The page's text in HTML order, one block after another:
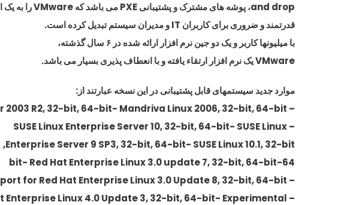
and drop، پوشه های مشترک و پشتیبانی PXE می باشد که VMware را به یک ابزار
قدرتمند و ضروری برای کاربران IT و مدیران سیستم تبدیل کرده است.
با میلیونها کاربر و یک دو جین نرم افزار ارائه شده در ۶ سال گذشته،
VMware یک نرم افزار ارتقاء یافته و با انعطاف پذیری بسیار می باشد.
موارد جدید سیستمهای قابل پشتیبانی در این نسخه عبارتند از:
– Windows Server 2003 R2, 32-bit, 64-bit- Mandriva Linux 2006, 32-bit, 64-bit
– SUSE Linux Enterprise Server 10, 32-bit, 64-bit- SUSE Linux
Enterprise Server 9 SP3, 32-bit, 64-bit- SUSE Linux 10.1, 32-bit,
64-bit- Red Hat Enterprise Linux 3.0 update 7, 32-bit, 64-bit
– Experimental support for Red Hat Enterprise Linux 3.0 Update 8, 32-bit, 64-bit
– Red Hat Enterprise Linux 4.0 Update 3, 32-bit, 64-bit- Experimental